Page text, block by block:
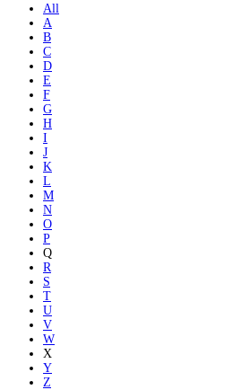
All
A
B
C
D
E
F
G
H
I
J
K
L
M
N
O
P
Q
R
S
T
U
V
W
X
Y
Z